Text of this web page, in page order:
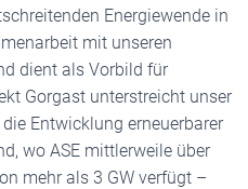
Energiewende in
mit unseren
dient als Vorbild für
Gorgast unterstreicht unser
Entwicklung erneuerbarer
wo ASE mittlerweile über
mehr als 3 GW verfügt –